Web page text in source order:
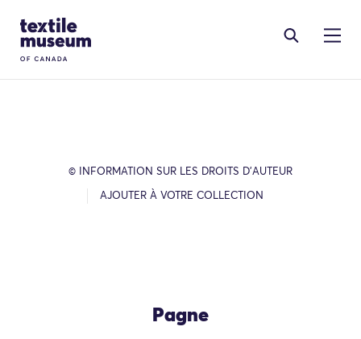
Site Logo
© INFORMATION SUR LES DROITS D’AUTEUR
AJOUTER À VOTRE COLLECTION
Pagne